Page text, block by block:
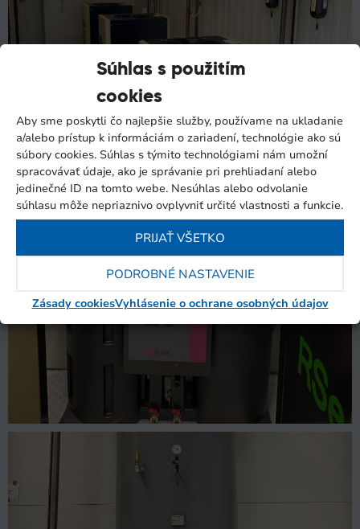
Súhlas s použitím
cookies
Aby sme poskytli čo najlepšie služby, používame na ukladanie
a/alebo prístup k informáciám o zariadení, technológie ako sú
súbory cookies. Súhlas s týmito technológiami nám umožní
spracovávať údaje, ako je správanie pri prehliadaní alebo
jedinečné ID na tomto webe. Nesúhlas alebo odvolanie
súhlasu môže nepriaznivo ovplyvniť určité vlastnosti a funkcie.
PRIJAŤ VŠETKO
PODROBNÉ NASTAVENIE
Zásady cookiesVyhlásenie o ochrane osobných údajov